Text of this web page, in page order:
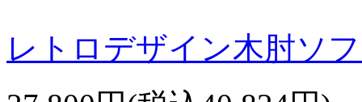
レトロデザイン木肘ソ